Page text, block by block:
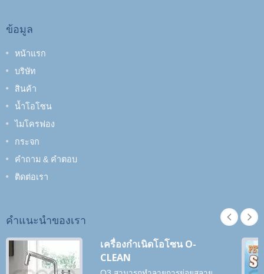
ข้อมูล
หน้าแรก
บริษัท
สินค้า
น้ำโอโซน
ไมโครฟอง
กระจก
คำถาม & คำตอบ
ติดต่อเรา
คำแนะนำของเรา
เครื่องกำเนิดโอโซน O-
CLEAN